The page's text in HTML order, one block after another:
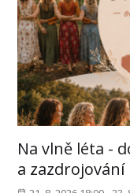
Na vlně léta -
a zazdrojování